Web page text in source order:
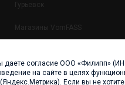
Гурьевск
Магазины VomFASS
даете согласие ООО «Филипп»
на сайте в целях
Если вы не